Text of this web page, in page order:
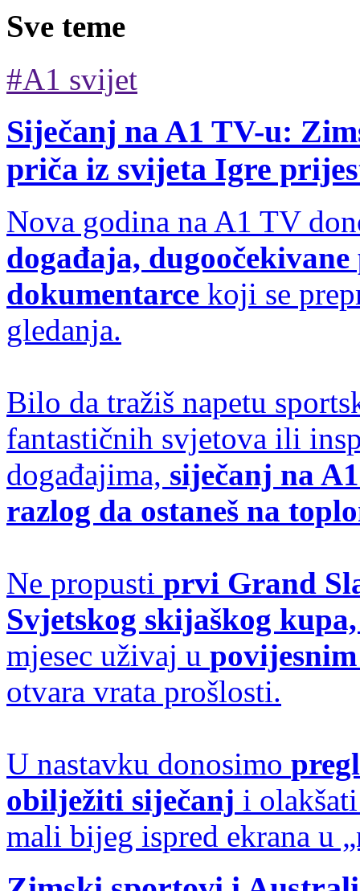
Sve teme
#A1 svijet
Siječanj na A1 TV-u:
priča iz svijeta Igre
Nova godina na A1 TV
događaja,
dokumentarce koji se
gledanja.
Bilo da tražiš napetu
fantastičnih svjetova ili
događajima, siječanj na
razlog da ostaneš na
Ne propusti prvi Grand
Svjetskog skijaškog
mjesec uživaj u
otvara vrata prošlosti.
U nastavku donosimo
obilježiti siječanj i
mali bijeg ispred ekrana u